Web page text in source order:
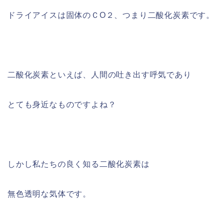
ドライアイスは固体のＣО２、つまり二酸化炭素です。
二酸化炭素といえば、人間の吐き出す呼気であり
とても身近なものですよね？
しかし私たちの良く知る二酸化炭素は
無色透明な気体です。